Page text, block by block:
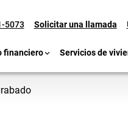
5073 Solicitar una llamada
financiero Servicios de